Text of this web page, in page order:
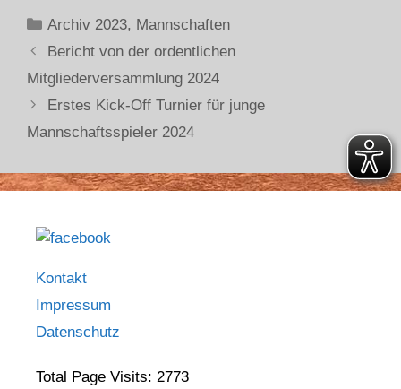
Archiv 2023, Mannschaften
Bericht von der ordentlichen
Mitgliederversammlung 2024
Erstes Kick-Off Turnier für junge
Mannschaftsspieler 2024
Kontakt
Impressum
Datenschutz
Total Page Visits: 2773